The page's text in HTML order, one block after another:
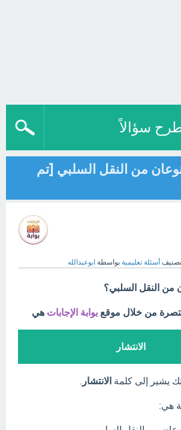
سؤالاً
نوعان من النقل السلبي [تم
أسئلة تعليمية بواسطة ابوعبدالله
من النقل السلبي؟
من خلال موقع بوابة الإجابات هي
الانتشار
يشير إلى كلمة الانتشار
هي: